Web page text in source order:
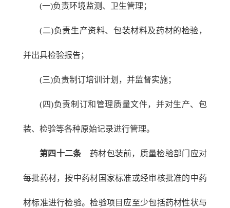
(一)负责环境监测、卫生管理；
(二)负责生产资料、包装材料及药材的检验，
并出具检验报告；
(三)负责制订培训计划，并监督实施；
(四)负责制订和管理质量文件，并对生产、包
装、检验等各种原始记录进行管理。
第四十二条药材包装前，质量检验部门应对
每批药材，按中药材国家标准或经审核批准的中药
材标准进行检验。检验项目应至少包括药材性状与